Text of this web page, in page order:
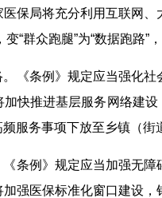
保局将充分利用互联网
变“群众跑腿”为“数据跑路
《条例》规定应当强化
加快推进基层服务网络建
服务事项下放至乡镇（街
条例》规定应当加强无
强医保标准化窗口建设